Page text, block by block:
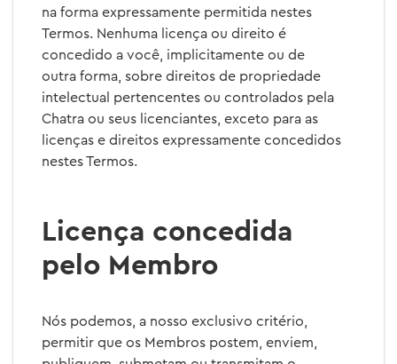
na forma expressamente permitida nestes
Termos. Nenhuma licença ou direito é
concedido a você, implicitamente ou de
outra forma, sobre direitos de propriedade
intelectual pertencentes ou controlados pela
Chatra ou seus licenciantes, exceto para as
licenças e direitos expressamente concedidos
nestes Termos.
Licença concedida
pelo Membro
Nós podemos, a nosso exclusivo critério,
permitir que os Membros postem, enviem,